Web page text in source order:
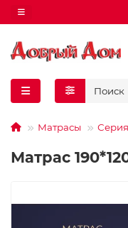
Матрасы
Матрас